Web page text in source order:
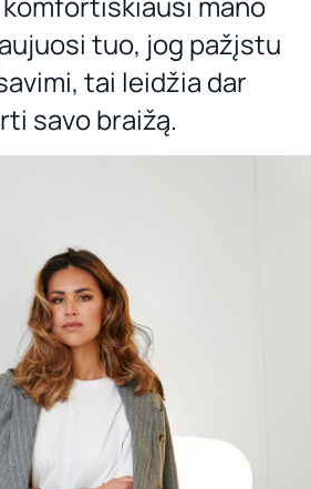
tuo, jog pažįstu
tai leidžia dar
savo braižą.